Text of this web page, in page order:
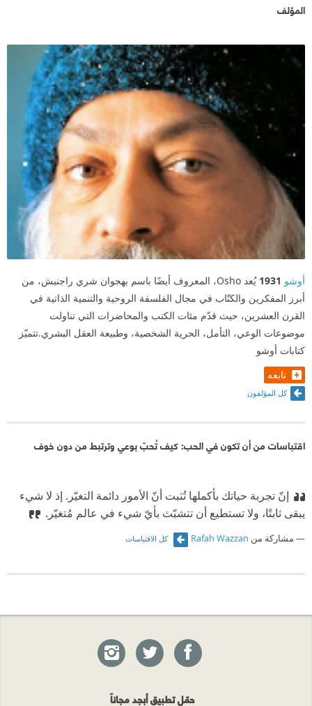
المؤلف
أوشو 1931
يُعد Osho، المعروف أيضًا باسم بهجوان شري راجنيش، من
أبرز المفكرين والكتّاب في مجال الفلسفة الروحية والتنمية الذاتية في
القرن العشرين، حيث قدّم مئات الكتب والمحاضرات التي تناولت
موضوعات الوعي، التأمل، الحرية الشخصية، وطبيعة العقل البشري.تتميّز
كتابات أوشو
تابعه
كل المؤلفون
اقتباسات من أن تكون في الحب: كيف تُحبّ بوعي وترتبط من دون خوف
إنّ تجربة حياتك بأكملها تُثبت أنّ الأمور دائمة التغيّر. إذ لا شيء
يبقى ثابتًا، ولا تستطيع أن تتشبّث بأيّ شيء في عالم مُتغيّر.
مشاركة من Rafah Wazzan كل الاقتباسات
حمّل تطبيق أبجد مجاناً